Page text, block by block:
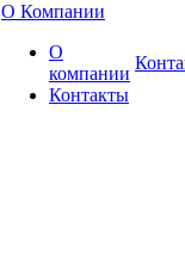
О Компании
О
компании
Контакты